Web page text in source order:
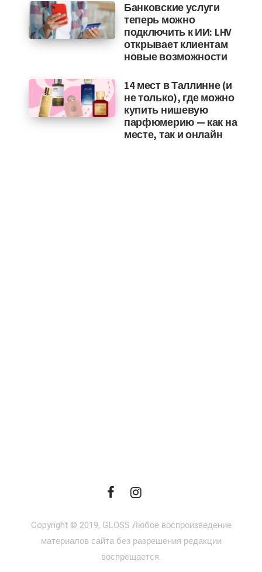
Банковские услуги
теперь можно
подключить к ИИ: LHV
открывает клиентам
новые возможности
14 мест в Таллинне (и
не только), где можно
купить нишевую
парфюмерию — как на
месте, так и онлайн
Copyright © 2019, GLOSS Любое воспроизведение
материалов сайта без разрешения редакции
воспрещается.